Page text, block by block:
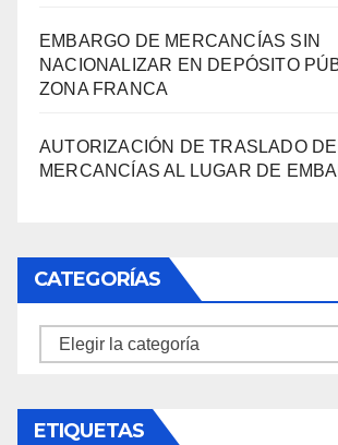
EMBARGO DE MERCANCÍAS SIN
NACIONALIZAR EN DEPÓSITO
ZONA FRANCA
AUTORIZACIÓN DE TRASLADO DE
MERCANCÍAS AL LUGAR DE
CATEGORÍAS
Categorías
ETIQUETAS